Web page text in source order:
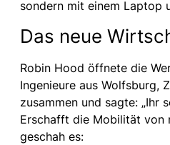
sondern mit einem Laptop
Das neue
Robin Hood öffnete die
Ingenieure aus Wolfsburg,
zusammen und sagte: „Ihr
Erschafft die Mobilität von
geschah es: